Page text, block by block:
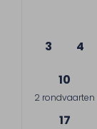
3 4
10
2 rondvaarten
17